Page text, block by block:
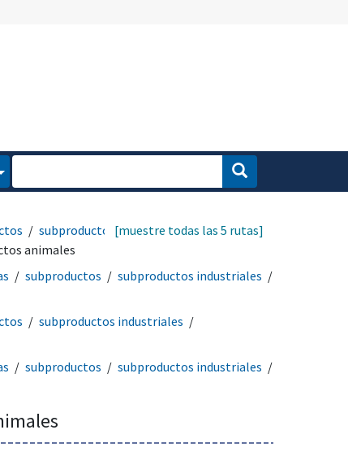
subproductos
animales
[muestre todas las 5 rutas]
subproductos
subproductos industriales
subproductos industriales
subproductos
subproductos industriales